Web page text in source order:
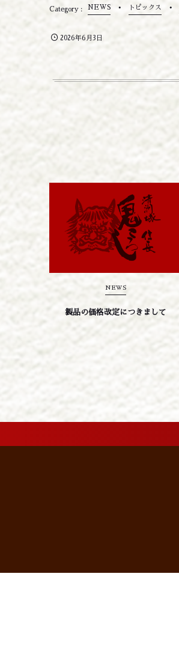
NEWS トピックス
2026年6月3日
NEWS
製品の価格改定につきまして